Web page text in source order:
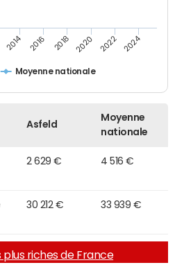
Moyenne nationale
2014 2016 2018 2020 2022 2024
Asfeld
Moyenne
nationale
2 629 € 4 516 €
30 212 € 33 939 €
plus riches de France